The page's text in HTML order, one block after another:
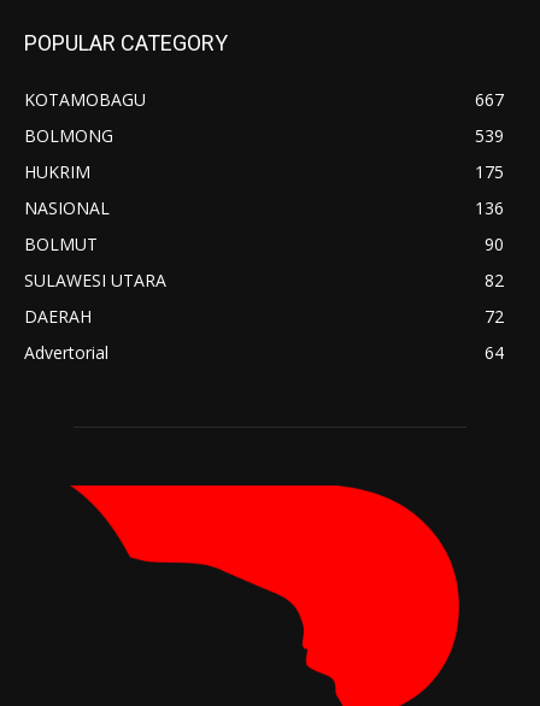
POPULAR CATEGORY
KOTAMOBAGU
667
BOLMONG
539
HUKRIM
175
NASIONAL
136
BOLMUT
90
SULAWESI UTARA
82
DAERAH
72
Advertorial
64